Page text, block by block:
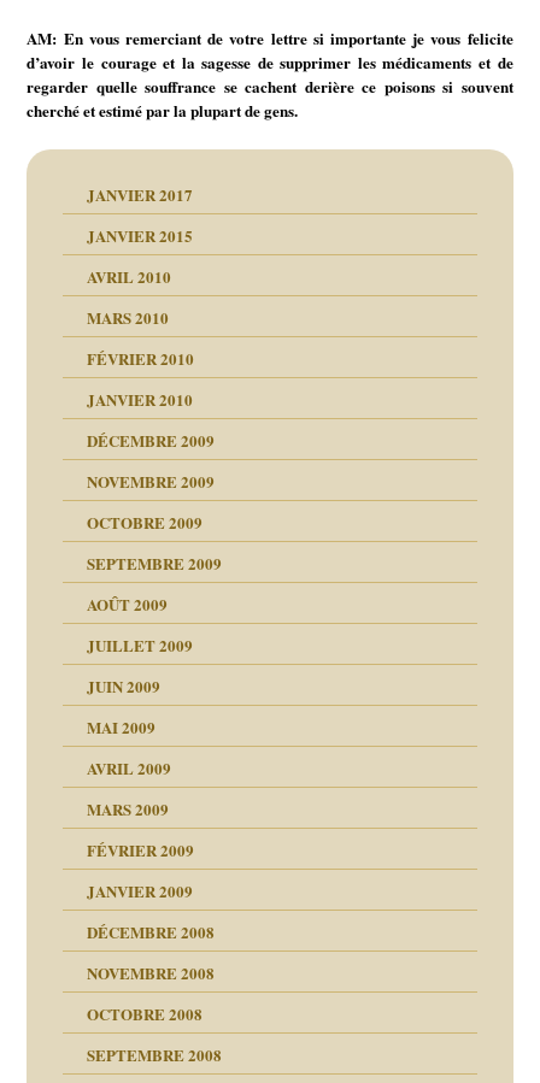
AM: En vous remerciant de votre lettre si importante je vous felicite
d’avoir le courage et la sagesse de supprimer les médicaments et de
regarder quelle souffrance se cachent derière ce poisons si souvent
cherché et estimé par la plupart de gens.
JANVIER 2017
JANVIER 2015
AVRIL 2010
MARS 2010
FÉVRIER 2010
JANVIER 2010
DÉCEMBRE 2009
NOVEMBRE 2009
OCTOBRE 2009
SEPTEMBRE 2009
AOÛT 2009
JUILLET 2009
JUIN 2009
MAI 2009
AVRIL 2009
MARS 2009
FÉVRIER 2009
JANVIER 2009
DÉCEMBRE 2008
NOVEMBRE 2008
OCTOBRE 2008
SEPTEMBRE 2008